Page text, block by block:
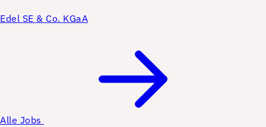
Edel SE & Co. KGaA
Alle Jobs